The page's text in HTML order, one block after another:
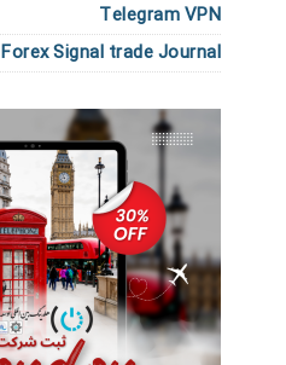
Telegram VPN
Forex Signal trade Journal